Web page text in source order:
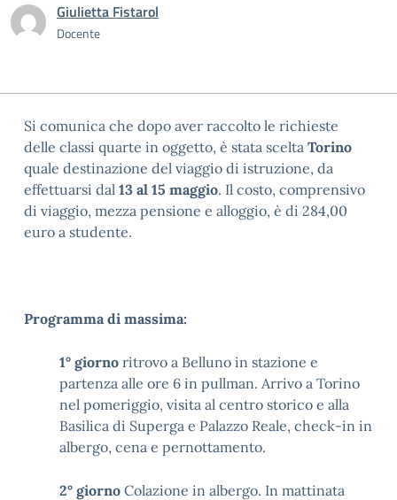
Giulietta Fistarol
Docente
Si comunica che dopo aver raccolto le richieste
delle classi quarte in oggetto, è stata scelta Torino
quale destinazione del viaggio di istruzione, da
effettuarsi dal 13 al 15 maggio. Il costo, comprensivo
di viaggio, mezza pensione e alloggio, è di 284,00
euro a studente.
Programma di massima:
1° giorno ritrovo a Belluno in stazione e
partenza alle ore 6 in pullman. Arrivo a Torino
nel pomeriggio, visita al centro storico e alla
Basilica di Superga e Palazzo Reale, check-in in
albergo, cena e pernottamento.
2° giorno Colazione in albergo. In mattinata